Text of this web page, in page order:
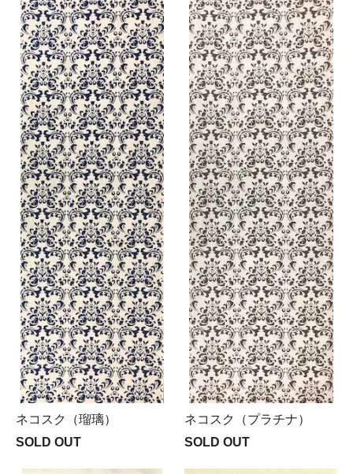
ネコスク（瑠璃）
SOLD OUT
ネコスク（プラチナ）
SOLD OUT